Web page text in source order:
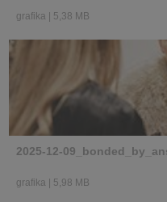
grafika 5,38 MB
2025-12-
grafika 5,98 MB